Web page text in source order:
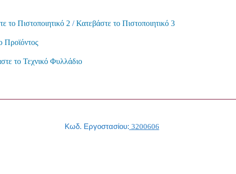
το Πιστοποιητικό 2 /Κατεβάστε το Πιστοποιητικό 3
Προϊόντος
το Τεχνικό Φυλλάδιο
Κωδ. Εργοστασίου: 3200606